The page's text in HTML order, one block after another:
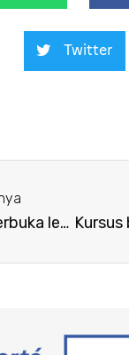
Twitter
Dunia terbuka lebar untuk Anda dengan bahasa Prancis!